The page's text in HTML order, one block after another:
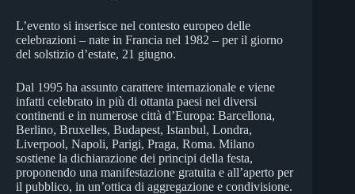
L’evento si inserisce nel contesto europeo delle
celebrazioni – nate in Francia nel 1982 – per il giorno
del solstizio d’estate, 21 giugno.
Dal 1995 ha assunto carattere internazionale e viene
infatti celebrato in più di ottanta paesi nei diversi
continenti e in numerose città d’Europa: Barcellona,
Berlino, Bruxelles, Budapest, Istanbul, Londra,
Liverpool, Napoli, Parigi, Praga, Roma. Milano
sostiene la dichiarazione dei principi della festa,
proponendo una manifestazione gratuita e all’aperto per
il pubblico, in un’ottica di aggregazione e condivisione.